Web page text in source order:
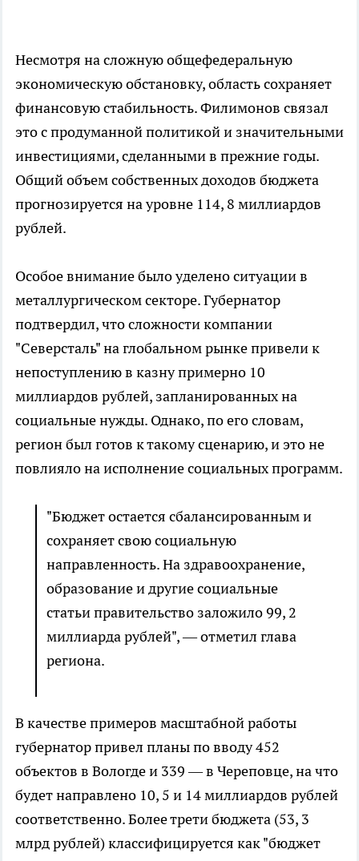
Несмотря на сложную общефедеральную
экономическую обстановку, область сохраняет
финансовую стабильность. Филимонов связал
это с продуманной политикой и значительными
инвестициями, сделанными в прежние годы.
Общий объем собственных доходов бюджета
прогнозируется на уровне 114, 8 миллиардов
рублей.
Особое внимание было уделено ситуации в
металлургическом секторе. Губернатор
подтвердил, что сложности компании
"Северсталь" на глобальном рынке привели к
непоступлению в казну примерно 10
миллиардов рублей, запланированных на
социальные нужды. Однако, по его словам,
регион был готов к такому сценарию, и это не
повлияло на исполнение социальных программ.
"Бюджет остается сбалансированным и
сохраняет свою социальную
направленность. На здравоохранение,
образование и другие социальные
статьи правительство заложило 99, 2
миллиарда рублей", — отметил глава
региона.
В качестве примеров масштабной работы
губернатор привел планы по вводу 452
объектов в Вологде и 339 — в Череповце, на что
будет направлено 10, 5 и 14 миллиардов рублей
соответственно. Более трети бюджета (53, 3
млрд рублей) классифицируется как "бюджет